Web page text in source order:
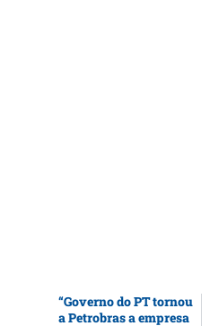
“Governo do PT tornou
a Petrobras a empresa